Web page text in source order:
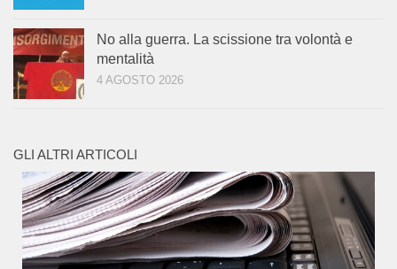
No alla guerra. La scissione tra volontà e
mentalità
4 AGOSTO 2026
GLI ALTRI ARTICOLI